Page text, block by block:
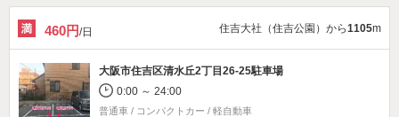
460円/日 住吉大社（住吉公園）から1105m
大阪市住吉区清水丘2丁目26-25駐車場
0:00 ～ 24:00
普通車 / コンパクトカー / 軽自動車